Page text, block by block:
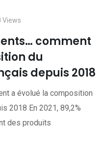
Views
comment
du
depuis 2018
a évolué la composition
2018 En 2021, 89,2%
des produits